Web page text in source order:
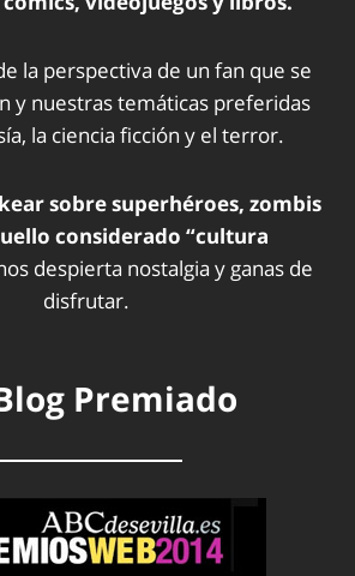
la perspectiva de un fan que se
y nuestras temáticas preferidas
la ciencia ficción y el terror.
sobre superhéroes, zombis
considerado “cultura
despierta nostalgia y ganas de
disfrutar.
Premiado